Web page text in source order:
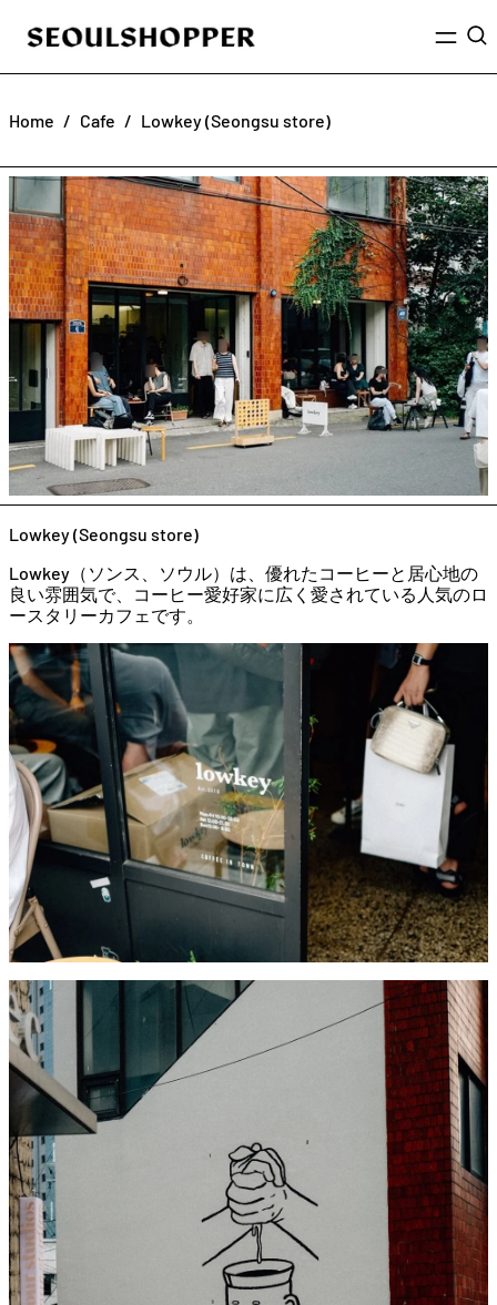
Menu
Home / Cafe / Lowkey (Seongsu store)
Lowkey (Seongsu store)
Lowkey（ ソンス、 ソウル） は、 優れた コーヒーと 居心地の
良い雰囲気で、 コーヒー愛好家に 広 く 愛されている 人気のロ
ース タ リーカフェ です。